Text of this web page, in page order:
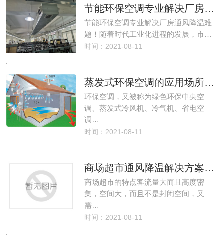
节能环保空调专业解决厂房通风降温难题
节能环保空调专业解决厂房通风降温难
题！随着时代工业化进程的发展，市…
时间：2021-08-11
蒸发式环保空调的应用场所都有哪些？
环保空调，又被称为绿色环保中央空
调、蒸发式冷风机、冷气机、省电空
调…
时间：2021-08-11
商场超市通风降温解决方案如何挑选设备？
商场超市的特点客流量大而且高度密
集，空间大，而且不是封闭空间，又
需…
时间：2021-08-11